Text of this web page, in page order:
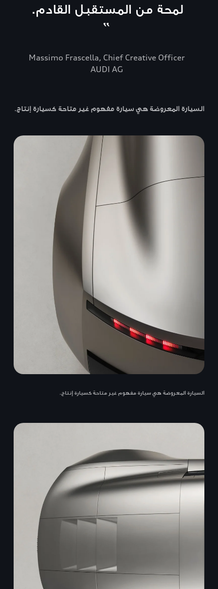
لمحة من المستقبل القادم.
”
Massimo Frascella, Chief Creative Officer
AUDI AG
السيارة المعروضة هي سيارة مفهوم غير متاحة كسيارة إنتاج.
السيارة المعروضة هي سيارة مفهوم غير متاحة كسيارة إنتاج.